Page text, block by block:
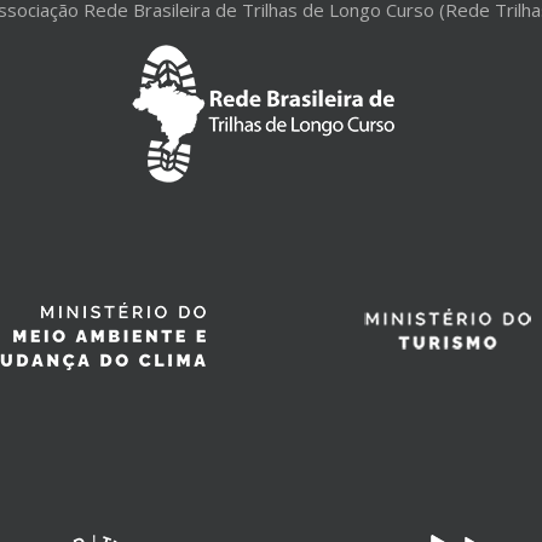
Rede Brasileira de Trilhas de Longo Curso (Rede